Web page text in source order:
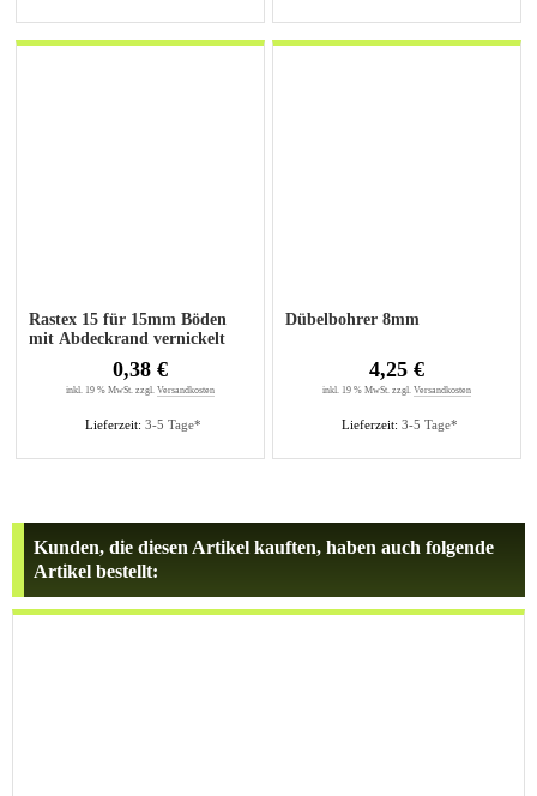
Rastex 15 für 15mm Böden
mit Abdeckrand vernickelt
Lieferzeit: 3-5 Tage*
0,38 €
inkl. 19 % MwSt. zzgl. Versandkosten
Dübelbohrer 8mm
Lieferzeit: 3-5 Tage*
4,25 €
inkl. 19 % MwSt. zzgl. Versandkosten
Kunden, die diesen Artikel kauften, haben auch folgende
Artikel bestellt: